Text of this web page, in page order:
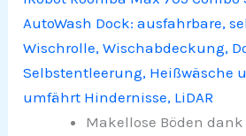
AutoWash Dock: ausfahrbare,
Wischrolle, Wischabdeckung,
Selbstentleerung, Heißwäsche
umfährt Hindernisse, LiDAR
Makellose Böden